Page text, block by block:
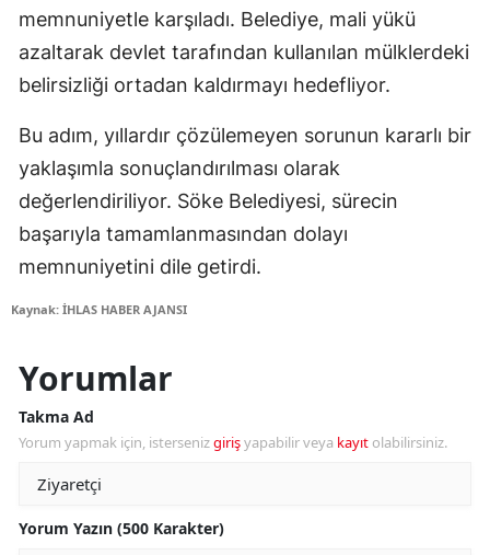
memnuniyetle karşıladı. Belediye, mali yükü
azaltarak devlet tarafından kullanılan mülklerdeki
belirsizliği ortadan kaldırmayı hedefliyor.
Bu adım, yıllardır çözülemeyen sorunun kararlı bir
yaklaşımla sonuçlandırılması olarak
değerlendiriliyor. Söke Belediyesi, sürecin
başarıyla tamamlanmasından dolayı
memnuniyetini dile getirdi.
Kaynak: İHLAS HABER AJANSI
Yorumlar
Takma Ad
Yorum yapmak için, istersenizgirişyapabilir veya kayıt olabilirsiniz.
Yorum Yazın (500 Karakter)